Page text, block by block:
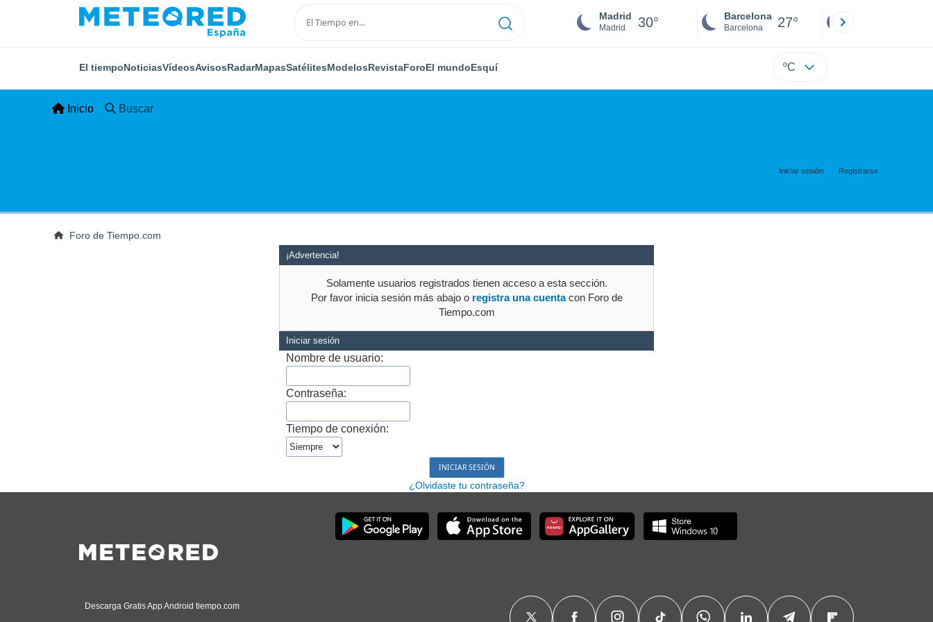
Madrid
Madrid 30° Barcelona
Barcelona 27°
El tiempoNoticiasVídeosAvisosRadarMapasSatélitesModelosRevistaForoEl mundoEsquí ºC
Inicio Buscar
Iniciar sesión Registrarse
Foro de Tiempo.com
¡Advertencia!
Solamente usuarios registrados tienen acceso a esta sección.
Por favor inicia sesión más abajo o registra una cuentacon Foro de
Tiempo.com
Iniciar sesión
Nombre de usuario:
Contraseña:
Tiempo de conexión:
¿Olvidaste tu contraseña?
Descarga Gratis App Android tiempo.com